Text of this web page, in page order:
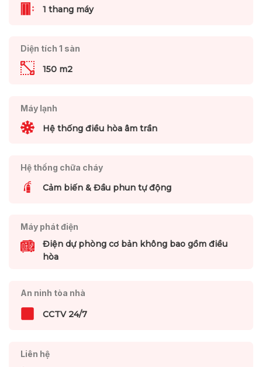
1 thang máy
Diện tích 1 sàn
150 m2
Máy lạnh
Hệ thống điều hòa âm trần
Hệ thống chữa cháy
Cảm biến & Đầu phun tự động
Máy phát điện
Điện dự phòng cơ bản không bao gồm điều
hòa
An ninh tòa nhà
CCTV 24/7
Liên hệ